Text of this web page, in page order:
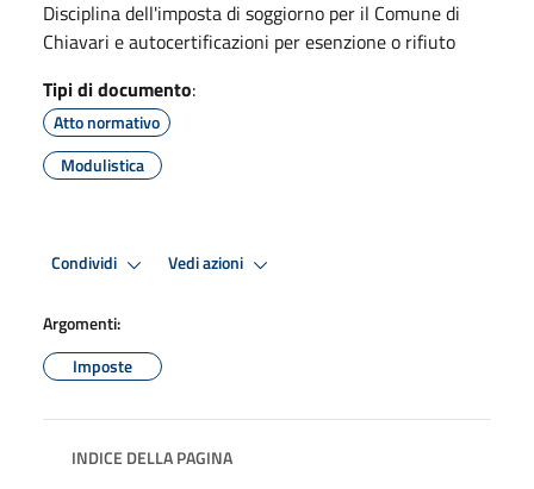
Disciplina dell'imposta di soggiorno per il Comune di
Chiavari e autocertificazioni per esenzione o rifiuto
Tipi di documento:
Atto normativo
Modulistica
Condividi Vedi azioni
Argomenti:
Imposte
INDICE DELLA PAGINA